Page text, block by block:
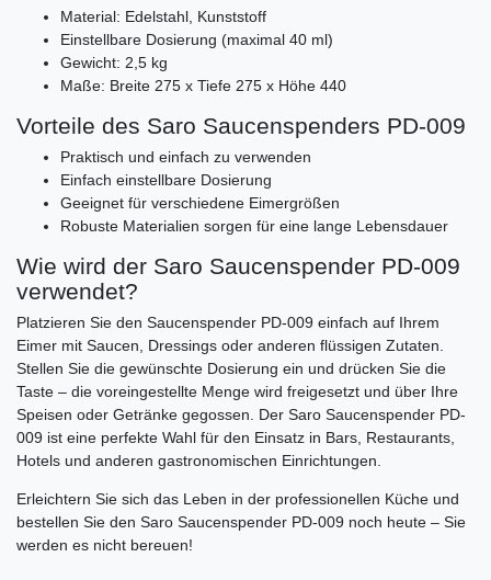
Material: Edelstahl, Kunststoff
Einstellbare Dosierung (maximal 40 ml)
Gewicht: 2,5 kg
Maße: Breite 275 x Tiefe 275 x Höhe 440
Vorteile des Saro Saucenspenders PD-009
Praktisch und einfach zu verwenden
Einfach einstellbare Dosierung
Geeignet für verschiedene Eimergrößen
Robuste Materialien sorgen für eine lange Lebensdauer
Wie wird der Saro Saucenspender PD-009
verwendet?
Platzieren Sie den Saucenspender PD-009 einfach auf Ihrem
Eimer mit Saucen, Dressings oder anderen flüssigen Zutaten.
Stellen Sie die gewünschte Dosierung ein und drücken Sie die
Taste – die voreingestellte Menge wird freigesetzt und über Ihre
Speisen oder Getränke gegossen. Der Saro Saucenspender PD-
009 ist eine perfekte Wahl für den Einsatz in Bars, Restaurants,
Hotels und anderen gastronomischen Einrichtungen.
Erleichtern Sie sich das Leben in der professionellen Küche und
bestellen Sie den Saro Saucenspender PD-009 noch heute – Sie
werden es nicht bereuen!